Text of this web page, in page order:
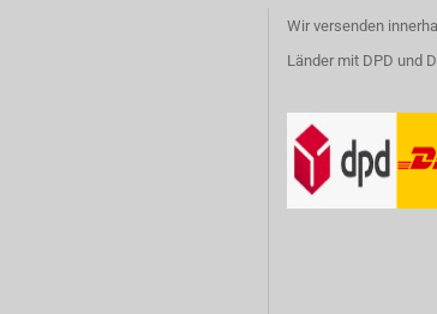
Wir versenden
Länder mit DPD und